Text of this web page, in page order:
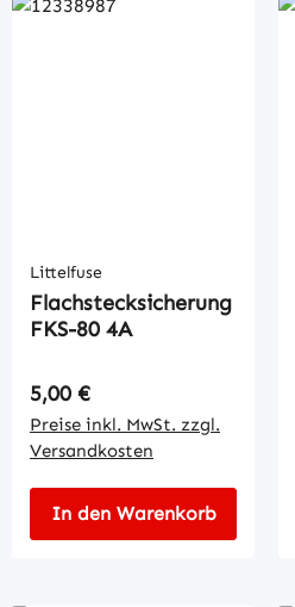
Littelfuse
Flachstecksicherung
FKS-80 4A
Regulärer Preis:
5,00 €
Preise inkl. MwSt. zzgl.
Versandkosten
In den Warenkorb